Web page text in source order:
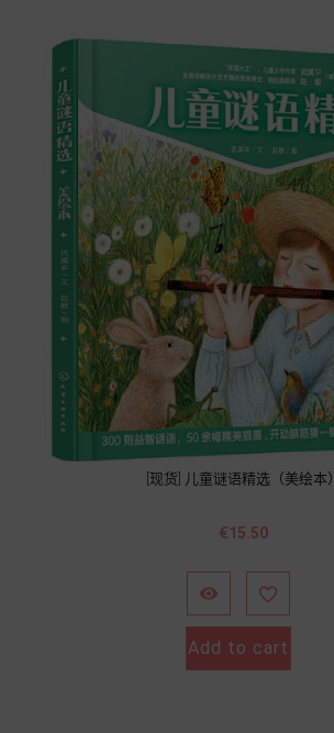
[现货] 儿童谜语精选（美绘本）
價
€15.50
 
Add to cart